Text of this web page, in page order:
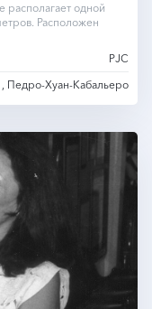
одной
Расположен
PJC
, Педро-Хуан-Кабальеро